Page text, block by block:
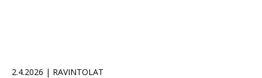
2.4.2026 | RAVINTOLAT